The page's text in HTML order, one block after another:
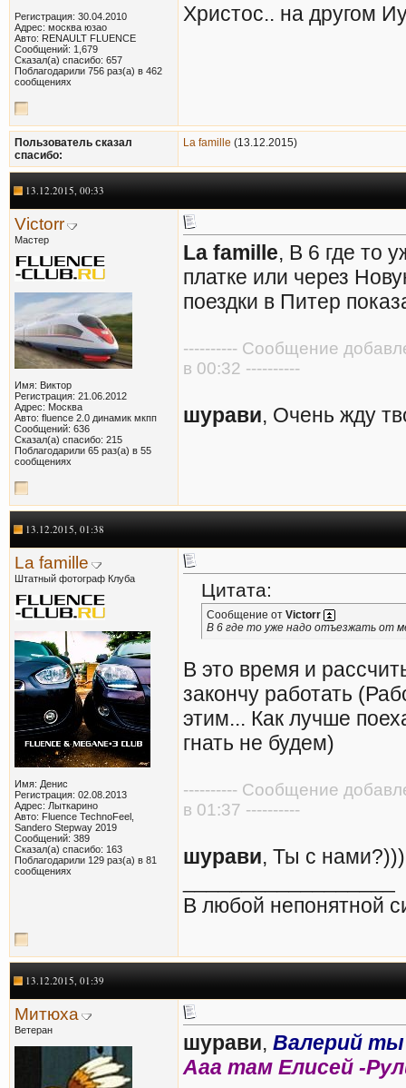
Регистрация: 30.04.2010
Адрес: москва юзао
Авто: RENAULT FLUENCE
Сообщений: 1,679
Сказал(а) спасибо: 657
Поблагодарили 756 раз(а) в 462
сообщениях
Христос.. на другом
Пользователь сказал
cпасибо:
La famille (13.12.2015)
13.12.2015, 00:33
Victorr
Мастер
Имя: Виктор
Регистрация: 21.06.2012
Адрес: Москва
Авто: fluence 2.0 динамик мкпп
Сообщений: 636
Сказал(а) спасибо: 215
Поблагодарили 65 раз(а) в 55
сообщениях
La famille, В 6 где то
платке или через
поездки в Питер
---------- Сообщение
в 00:32 ----------
шурави, Очень жду
13.12.2015, 01:38
La famille
Штатный фотограф Клуба
Имя: Денис
Регистрация: 02.08.2013
Адрес: Лыткарино
Авто: Fluence TechnoFeel,
Sandero Stepway 2019
Сообщений: 389
Сказал(а) спасибо: 163
Поблагодарили 129 раз(а) в 81
сообщениях
Цитата:
Сообщение от Victorr
В 6 где то уже надо отъезжать от
В это время и
закончу работать
этим... Как лучше
гнать не будем)
---------- Сообщение
в 01:37 ----------
шурави, Ты с нами?)))
В любой непонятной
13.12.2015, 01:39
Митюха
Ветеран
шурави, Валерий
Ааа там Елисей -